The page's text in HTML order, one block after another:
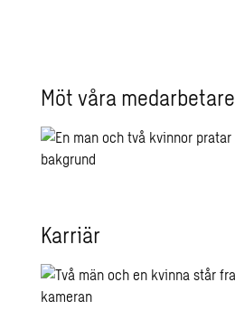
Möt våra med­ar­be­ta­re
Kar­riär